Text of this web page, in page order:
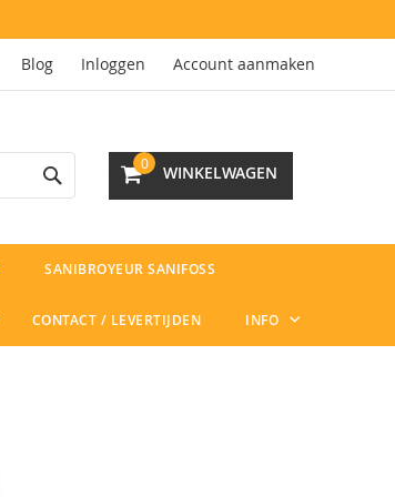
Blog Inloggen Account aanmaken
WINKELWAGEN
0
SANIBROYEUR SANIFOSS
CONTACT / LEVERTIJDEN INFO